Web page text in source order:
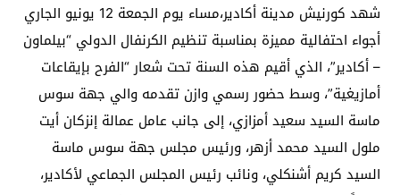
شهد كورنيش مدينة أكادير،مساء يوم الجمعة 12 يونيو الجاري
أجواء احتفالية مميزة بمناسبة تنظيم الكرنفال الدولي “بيلماون
– أكادير”، الذي أقيم هذه السنة تحت شعار “الفرح بإيقاعات
أمازيغية”، وسط حضور رسمي وازن تقدمه والي جهة سوس
ماسة السيد سعيد أمزازي، إلى جانب عامل عمالة إنزكان أيت
ملول السيد محمد أزهر، ورئيس مجلس جهة سوس ماسة
السيد كريم أشنكلي، ونائب رئيس المجلس الجماعي لأكادير،